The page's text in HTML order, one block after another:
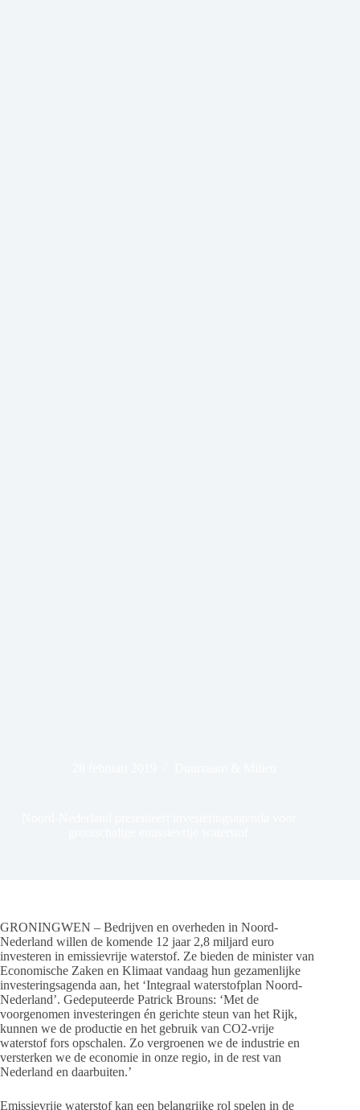
GRONINGWEN – Bedrijven en overheden in Noord-
Nederland willen de komende 12 jaar 2,8 miljard euro
investeren in emissievrije waterstof. Ze bieden de minister van
Economische Zaken en Klimaat vandaag hun gezamenlijke
investeringsagenda aan, het ‘Integraal waterstofplan Noord-
Nederland’. Gedeputeerde Patrick Brouns: ‘Met de
voorgenomen investeringen én gerichte steun van het Rijk,
kunnen we de productie en het gebruik van CO2-vrije
waterstof fors opschalen. Zo vergroenen we de industrie en
versterken we de economie in onze regio, in de rest van
Nederland en daarbuiten.’
Emissievrije waterstof kan een belangrijke rol spelen in de